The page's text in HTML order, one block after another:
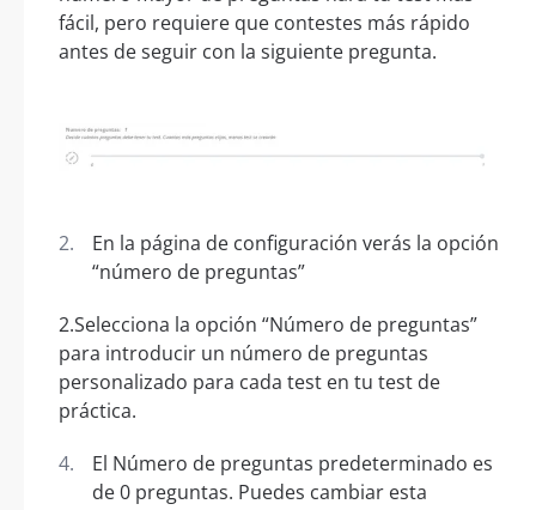
fácil, pero requiere que contestes más rápido
antes de seguir con la siguiente pregunta.
En la página de configuración verás la opción
“número de preguntas”
2.Selecciona la opción “Número de preguntas”
para introducir un número de preguntas
personalizado para cada test en tu test de
práctica.
El Número de preguntas predeterminado es
de 0 preguntas. Puedes cambiar esta